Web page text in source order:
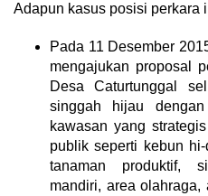
Adapun kasus posisi perkara
Pada 11 Desember
mengajukan proposal
Desa Caturtunggal
singgah hijau
kawasan yang
publik seperti kebun
tanaman produktif,
mandiri, area